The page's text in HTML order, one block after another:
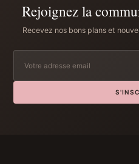
Rejoignez la
Recevez nos bons plans et